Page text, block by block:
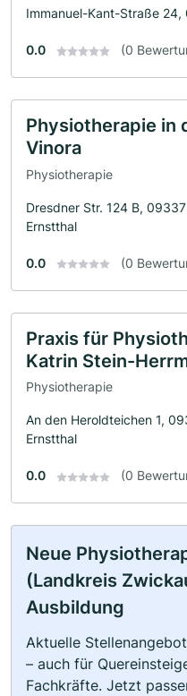
Immanuel-Kant-Straße
0.0 (0
Physiotherapie in
Vinora
Physiotherapie
Dresdner Str. 124 B,
Ernstthal
0.0 (0
Praxis für
Katrin Stein-
Physiotherapie
An den Heroldteichen 1,
Ernstthal
0.0 (0
Neue
(Landkreis
Ausbildung
Aktuelle
– auch für
Fachkräfte. Jetzt